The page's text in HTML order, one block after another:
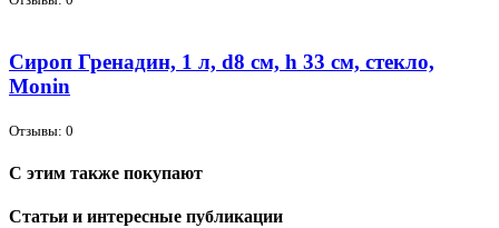
Сироп Гренадин, 1 л, d8 см, h 33 см, стекло,
Monin
Отзывы: 0
С этим также покупают
Статьи и интересные публикации